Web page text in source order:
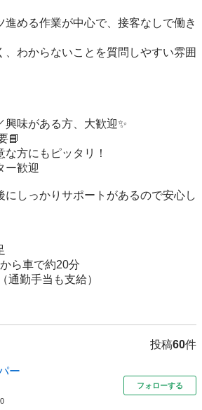
進める作業が中心で、接客なしで働き
、わからないことを質問しやすい雰囲
興味がある方、大歓迎✨
📘
な方にもピッタリ！
ー歓迎
にしっかりサポートがあるので安心し
ら車で約20分
通勤手当も支給）
投稿60件
ー
フォローする